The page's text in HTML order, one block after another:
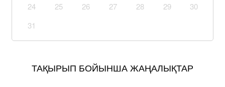
24
25 26 27 28 29
30
31
ТАҚЫРЫП БОЙЫНША ЖАҢАЛЫҚТАР